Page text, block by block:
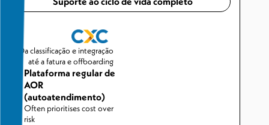
Da classificação e integração
até a fatura e offboarding
Plataforma regular de
AOR
(autoatendimento)
Often prioritises cost over
risk